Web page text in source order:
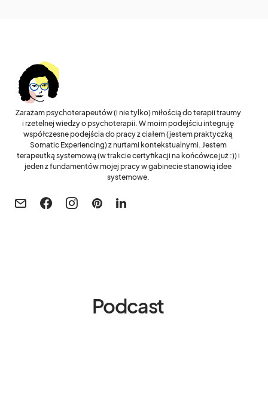
Zarażam psychoterapeutów (i nie tylko) miłością do terapii traumy
i rzetelnej wiedzy o psychoterapii. W moim podejściu integruję
współczesne podejścia do pracy z ciałem (jestem praktyczką
Somatic Experiencing) z nurtami kontekstualnymi. Jestem
terapeutką systemową (w trakcie certyfikacji na końcówce już :)) i
jeden z fundamentów mojej pracy w gabinecie stanowią idee
systemowe.
Podcast